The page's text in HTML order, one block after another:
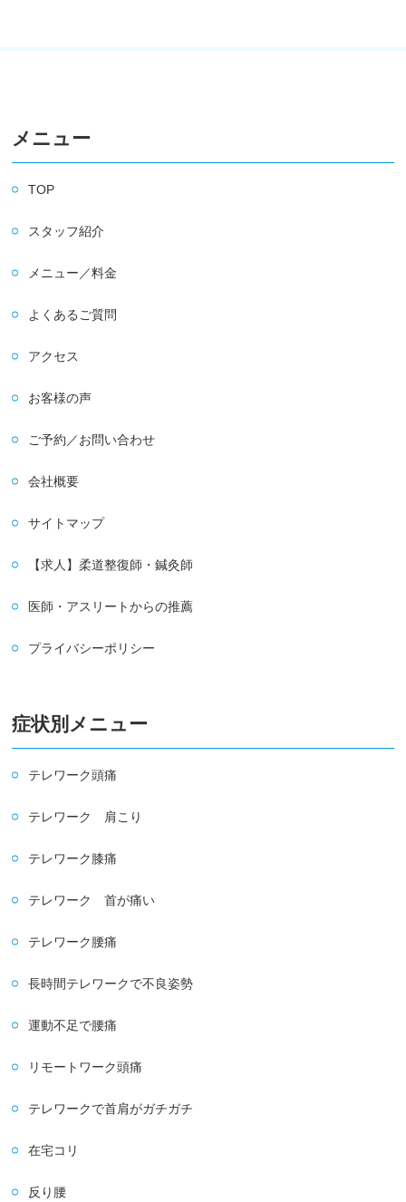
メニュー
TOP
スタッフ紹介
メニュー／料金
よくあるご質問
アクセス
お客様の声
ご予約／お問い合わせ
会社概要
サイトマップ
【求人】柔道整復師・鍼灸師
医師・アスリートからの推薦
プライバシーポリシー
症状別メニュー
テレワーク頭痛
テレワーク 肩こり
テレワーク膝痛
テレワーク 首が痛い
テレワーク腰痛
長時間テレワークで不良姿勢
運動不足で腰痛
リモートワーク頭痛
テレワークで首肩がガチガチ
在宅コリ
反り腰